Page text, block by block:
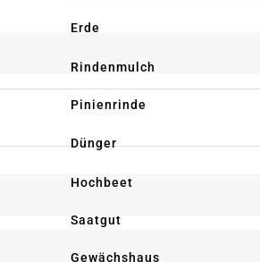
Erde
Rindenmulch
Pinienrinde
Dünger
Hochbeet
Saatgut
Gewächshaus